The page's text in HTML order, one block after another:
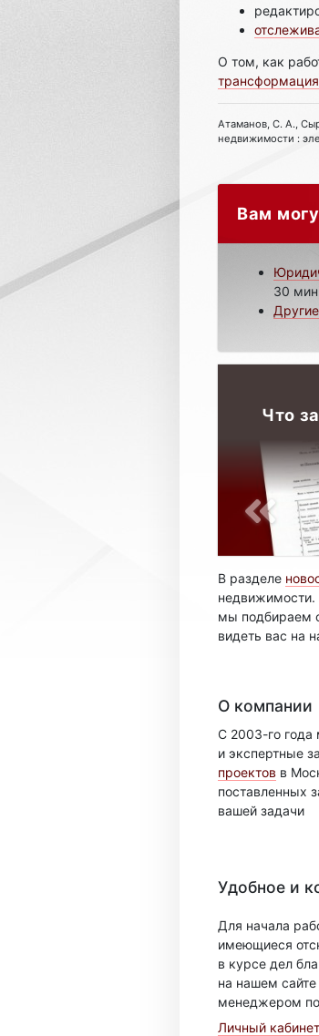
О том, как
трансформация
Атаманов, С. А.,
недвижимости :
Вам
30
Что
В разделе
недвижимости.
мы подбираем
видеть вас на
О компании
С 2003-го
и экспертные
проектов в
поставленных
вашей задачи
Удобное и
Для начала
имеющиеся
в курсе дел
на нашем
менеджером
Личный